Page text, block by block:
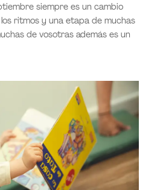
siempre es un cambio
ritmos y una etapa de muchas
de vosotras además es un